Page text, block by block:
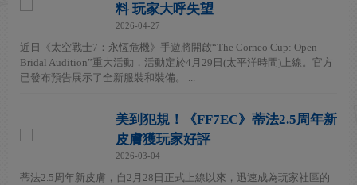
料 玩家大呼失望
2026-04-27
近日《太空戰士7：永恆危機》手遊將開啟“The Corneo Cup: Open
Bridal Audition”重大活動，活動定於4月29日(太平洋時間)上線。官方
已發布預告展示了全新服裝和裝備。 ...
美到犯規！《FF7EC》蒂法2.5周年新
皮膚獲玩家好評
2026-03-04
蒂法2.5周年新皮膚，自2月28日正式上線以來，迅速成為玩家社區的